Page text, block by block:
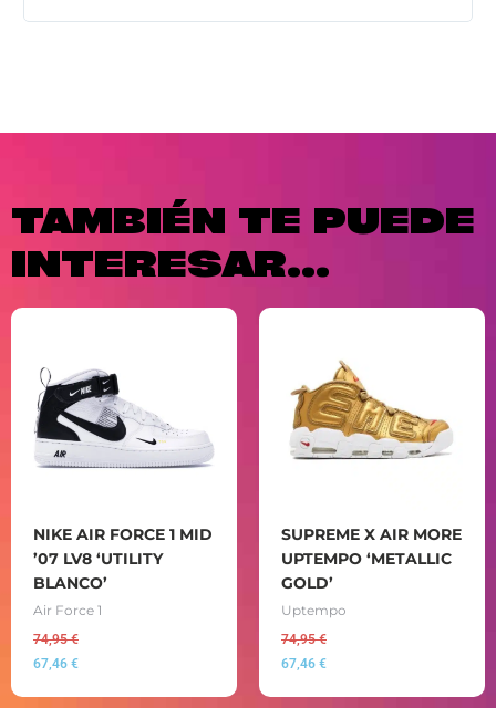
TAMBIÉN TE PUEDE
INTERESAR...
NIKE AIR FORCE 1 MID
’07 LV8 ‘UTILITY
BLANCO’
Air Force 1
74,95€
67,46 €
SUPREME X AIR MORE
UPTEMPO ‘METALLIC
GOLD’
Uptempo
74,95€
67,46 €